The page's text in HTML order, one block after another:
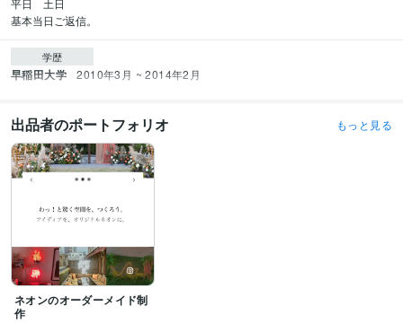
平日　土日
基本当日ご返信。
学歴
早稲田大学 2010年3月 ~ 2014年2月
出品者のポートフォリオ もっと見る
ネオンのオーダーメイド制
作